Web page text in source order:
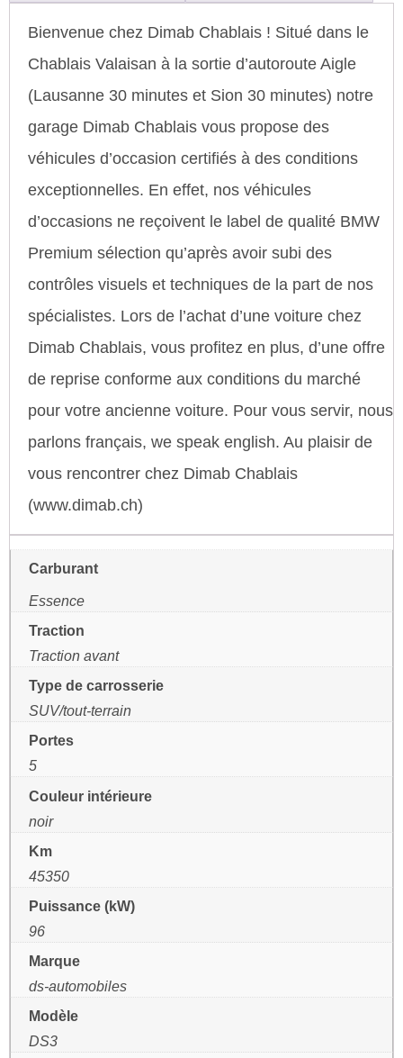
Bienvenue chez Dimab Chablais ! Situé dans le
Chablais Valaisan à la sortie d’autoroute Aigle
(Lausanne 30 minutes et Sion 30 minutes) notre
garage Dimab Chablais vous propose des
véhicules d’occasion certifiés à des conditions
exceptionnelles. En effet, nos véhicules
d’occasions ne reçoivent le label de qualité BMW
Premium sélection qu’après avoir subi des
contrôles visuels et techniques de la part de nos
spécialistes. Lors de l’achat d’une voiture chez
Dimab Chablais, vous profitez en plus, d’une offre
de reprise conforme aux conditions du marché
pour votre ancienne voiture. Pour vous servir, nous
parlons français, we speak english. Au plaisir de
vous rencontrer chez Dimab Chablais
(www.dimab.ch)
Carburant
Essence
Traction
Traction avant
Type de carrosserie
SUV/tout-terrain
Portes
5
Couleur intérieure
noir
Km
45350
Puissance (kW)
96
Marque
ds-automobiles
Modèle
DS3